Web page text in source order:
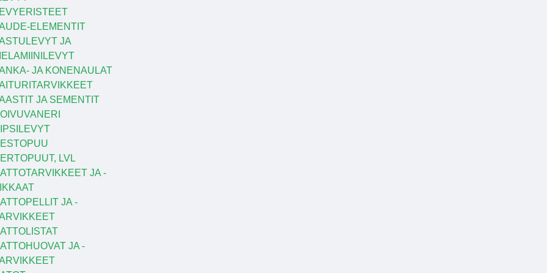
ELEMENTIT
JA
JA KONENAULAT
JA SEMENTIT
LVL
JA -
JA -
JA -